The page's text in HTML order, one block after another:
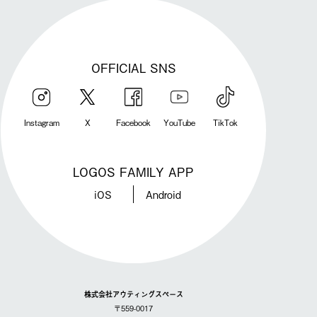
OFFICIAL SNS
Instagram X Facebook YouTube TikTok
LOGOS FAMILY APP
iOS Android
株式会社アウティングスペース
〒559-0017